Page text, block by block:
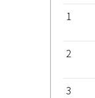
1
2
3